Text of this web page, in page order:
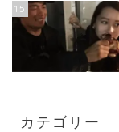
15
カテゴリー